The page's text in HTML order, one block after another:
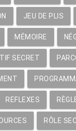
JEU DE PLIS
MÉMOIRE
SECRET
REFLEXES
RÔLE